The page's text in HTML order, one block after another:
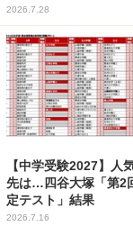
2026.7.28
【中学受験2027】人
先は…四谷大塚「第2
定テスト」結果
2026.7.16